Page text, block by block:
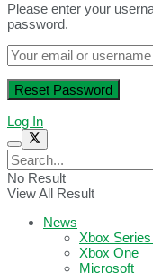
Please enter your
password.
Log In
No Result
View All Result
News
Xbox
Xbox One
Microsoft